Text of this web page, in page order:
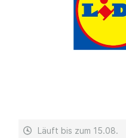
Läuft bis zum 15.08.